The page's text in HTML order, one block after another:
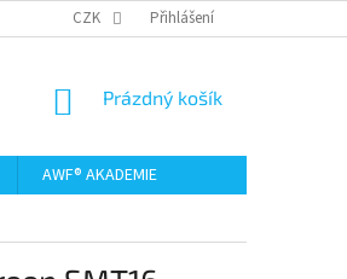
CZK Přihlášení
NÁKUPNÍ
Prázdný košík
AWF® AKADEMIE